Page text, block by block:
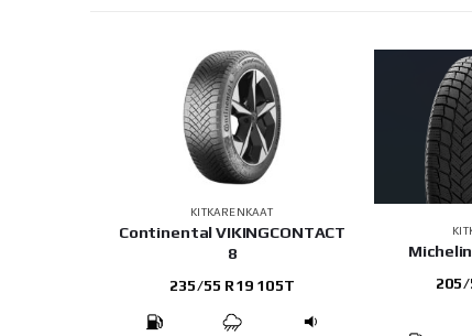
KITKARENKAAT
Continental VIKINGCONTACT
8
235/55 R19 105T 205/